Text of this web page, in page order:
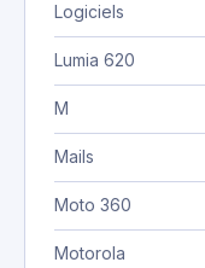
Logiciels
Lumia 620
M
Mails
Moto 360
Motorola